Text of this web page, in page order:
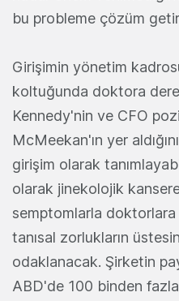
bu probleme çözüm
Girişimin yönetim
koltuğunda doktora
Kennedy'nin ve CFO
McMeekan'ın yer
girişim olarak
olarak jinekolojik
semptomlarla doktorlara
tanısal zorlukların
odaklanacak. Şirketin
ABD'de 100 binden